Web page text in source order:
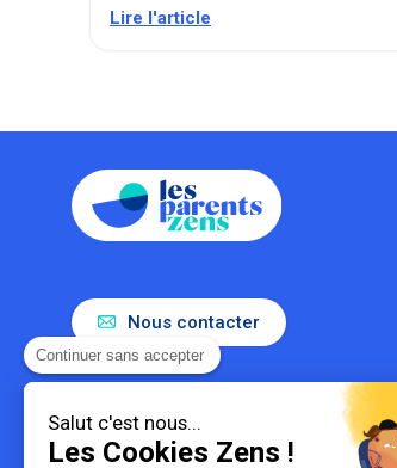
Continuer sans accepter
Salut c'est nous...
Les Cookies Zens !
Lire l'article
Nous contacter
Le référent de la parentalité en
entreprise
Gestionnaire de crèches
1ère entreprise du secteur des